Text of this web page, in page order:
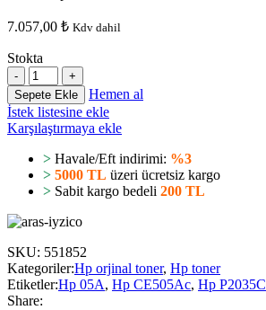
7.057,00 ₺ Kdv dahil
Stokta
Sepete Ekle
Hemen al
İstek listesine ekle
Karşılaştırmaya ekle
> Havale/Eft indirimi: %3
> 5000 TL üzeri ücretsiz kargo
> Sabit kargo bedeli 200 TL
SKU: 551852
Kategoriler:Hp orjinal toner, Hp toner
Etiketler:Hp 05A, Hp CE505Ac, Hp P2035C
Share: